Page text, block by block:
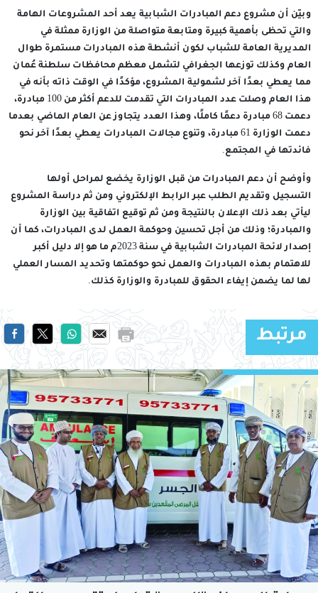
وبيّن أن مشروع دعم المبادرات الشبابية يعد أحد المشروعات الهامة
والتي تحظى بأهمية كبيرة ومتابعة متواصلة من الوزارة ممثلة في
المديرية العامة للشباب لكون أنشطة هذه المبادرات مستمرة طوال
العام وكذلك توزعها الجغرافي لتشمل معظم محافظات سلطنة عُمان
مما يعطي بعدًا آخر لشمولية المشروع، مؤكدًا في الوقت ذاته بأنه في
هذا العام وصلت عدد المبادرات التي تقدمت للدعم أكثر من 100 مبادرة،
دعمت 68 مبادرة دعمًا كاملًا، وهذا العدد يتجاوز عن العام الماضي بعدما
دعمت الوزارة 61 مبادرة، وتنوع مجالات المبادرات يعطي بعدًا آخر نحو
فائدتها في المجتمع.
وأوضح أن دعم المبادرات من قبل الوزارة يخضع لمراحل أولها
التسجيل وتقديم الطلب عبر الرابط الإلكتروني ومن ثم دراسة المشروع
ليأتي بعد ذلك الإعلان بالنتيجة ومن ثم توقيع اتفاقية بين الوزارة
والمبادرة؛ وذلك من أجل تحسين وحوكمة العمل لدى المبادرات، كما أن
إصدار لائحة المبادرات الشبابية في سنة 2023م ما هو إلا دليل أكبر
للاهتمام بهذه المبادرات والعمل نحو حوكمتها وتحديد المسار العملي
لها لما يضمن إيفاء الحقوق للمبادرة والوزارة كذلك.
مرتبط